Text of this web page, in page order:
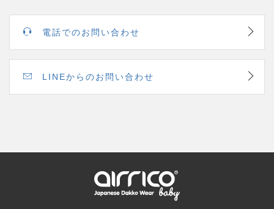
電話でのお問い合わせ
LINEからのお問い合わせ